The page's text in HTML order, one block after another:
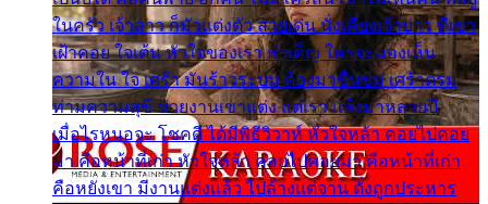
ในครัว เจ้าสาว ก็มัวแต่งตัว สวยเด่น นั่งเคียงเจ้าบ่าว ที่เขา
เฝ้าคอย ใจเต้น หัวใจของเรา ลำเค็ญ ใครจะมองเห็น
ความใน ใจ เศร้า มันร้าวระบม ต้องมาขื่นขม เศร้าตรม
ท่ามความสุขี ช่วยงานเขาแต่ง แต่เรา แล้งมาหลายปี
เมื่อไรหนอจะ โชคดี ได้มีพิธีวิวาห์ หัวใจหล้า คอยไปคอย
มา คือหน้าที่เก่า หัวใจหล้า คอยไปคอยมา คือหน้าที่เก่า
คือหยังเขา มีงานแต่งแล้ว ไปล้างแต่จาน ดั่งถูกประหาร